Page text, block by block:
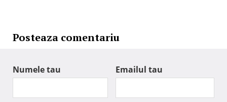
Posteaza comentariu
Numele tau Emailul tau